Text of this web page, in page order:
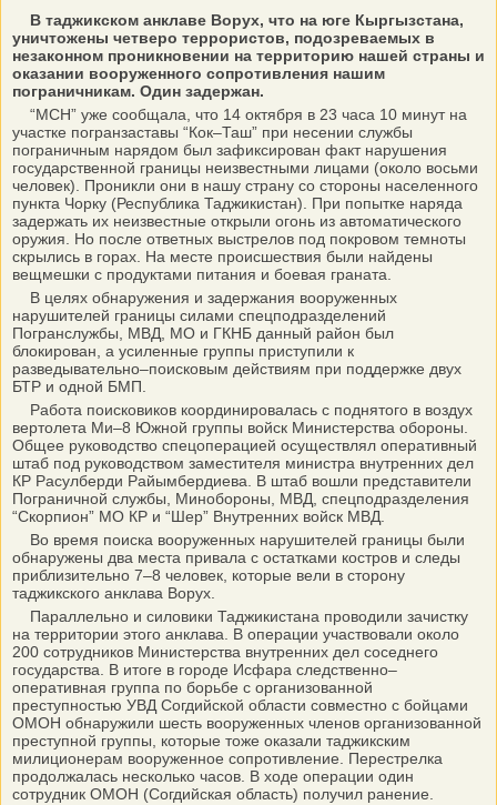
В таджикском анклаве Ворух, что на юге Кыргызстана,
уничтожены четверо террористов, подозреваемых в
незаконном проникновении на территорию нашей страны и
оказании вооруженного сопротивления нашим
пограничникам. Один задержан.
“МСН” уже сообщала, что 14 октября в 23 часа 10 минут на
участке погранзаставы “Кок–Таш” при несении службы
пограничным нарядом был зафиксирован факт нарушения
государственной границы неизвестными лицами (около восьми
человек). Проникли они в нашу страну со стороны населенного
пункта Чорку (Республика Таджикистан). При попытке наряда
задержать их неизвестные открыли огонь из автоматического
оружия. Но после ответных выстрелов под покровом темноты
скрылись в горах. На месте происшествия были найдены
вещмешки с продуктами питания и боевая граната.
В целях обнаружения и задержания вооруженных
нарушителей границы силами спецподразделений
Погранслужбы, МВД, МО и ГКНБ данный район был
блокирован, а усиленные группы приступили к
разведывательно–поисковым действиям при поддержке двух
БТР и одной БМП.
Работа поисковиков координировалась с поднятого в воздух
вертолета Ми–8 Южной группы войск Министерства обороны.
Общее руководство спецоперацией осуществлял оперативный
штаб под руководством заместителя министра внутренних дел
КР Расулберди Райымбердиева. В штаб вошли представители
Пограничной службы, Минобороны, МВД, спецподразделения
“Скорпион” МО КР и “Шер” Внутренних войск МВД.
Во время поиска вооруженных нарушителей границы были
обнаружены два места привала с остатками костров и следы
приблизительно 7–8 человек, которые вели в сторону
таджикского анклава Ворух.
Параллельно и силовики Таджикистана проводили зачистку
на территории этого анклава. В операции участвовали около
200 сотрудников Министерства внутренних дел соседнего
государства. В итоге в городе Исфара следственно–
оперативная группа по борьбе с организованной
преступностью УВД Согдийской области совместно с бойцами
ОМОН обнаружили шесть вооруженных членов организованной
преступной группы, которые тоже оказали таджикским
милиционерам вооруженное сопротивление. Перестрелка
продолжалась несколько часов. В ходе операции один
сотрудник ОМОН (Согдийская область) получил ранение.